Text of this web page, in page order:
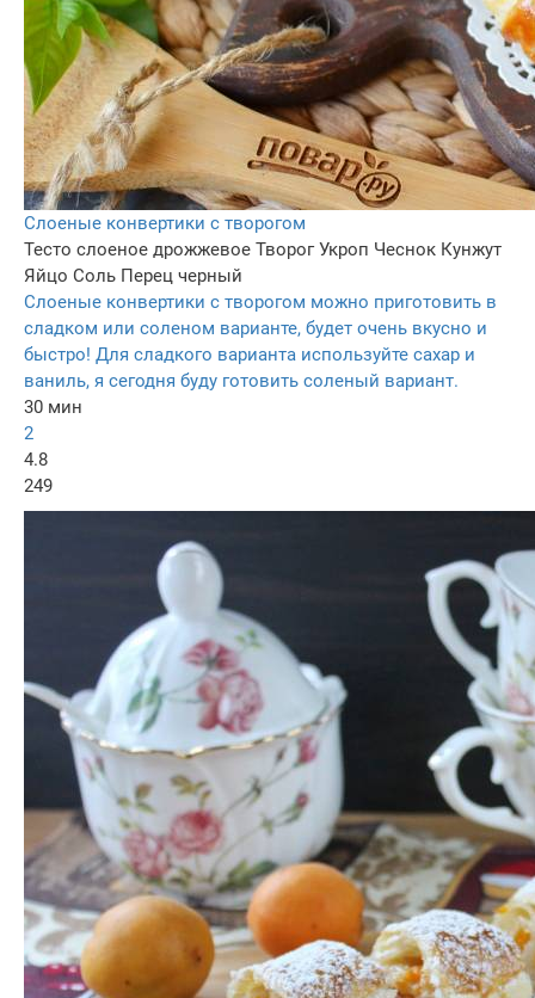
Слоеные конвертики с творогом
Тесто слоеное дрожжевое Творог Укроп Чеснок Кунжут
Яйцо Соль Перец черный
Слоеные конвертики с творогом можно приготовить в
сладком или соленом варианте, будет очень вкусно и
быстро! Для сладкого варианта используйте сахар и
ваниль, я сегодня буду готовить соленый вариант.
30 мин
2
4.8
249